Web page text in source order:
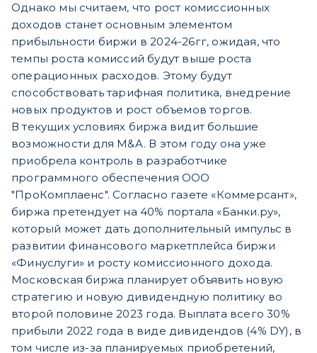
Однако мы считаем, что рост комиссионных
доходов станет основным элементом
прибыльности биржи в 2024-26гг, ожидая, что
темпы роста комиссий будут выше роста
операционных расходов. Этому будут
способствовать тарифная политика, внедрение
новых продуктов и рост объемов торгов.
В текущих условиях биржа видит большие
возможности для M&A. В этом году она уже
приобрела контроль в разработчике
программного обеспечения ООО
"ПроКомплаенс". Согласно газете «Коммерсант»,
биржа претендует на 40% портала «Банки.ру»,
который может дать дополнительный импульс в
развитии финансового маркетплейса биржи
«Финуслуги» и росту комиссионного дохода.
Московская биржа планирует объявить новую
стратегию и новую дивидендную политику во
второй половине 2023 года. Выплата всего 30%
прибыли 2022 года в виде дивидендов (4% DY), в
том числе из-за планируемых приобретений,